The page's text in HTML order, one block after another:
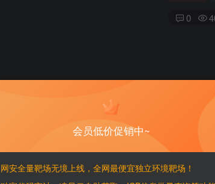
0
会员低价促销中~
网安全量靶场无境上线，全网最便宜独立环境靶场！